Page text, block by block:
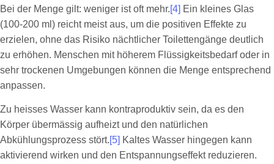
Bei der Menge gilt: weniger ist oft mehr.[4] Ein kleines Glas
(100-200 ml) reicht meist aus, um die positiven Effekte zu
erzielen, ohne das Risiko nächtlicher Toilettengänge deutlich
zu erhöhen. Menschen mit höherem Flüssigkeitsbedarf oder in
sehr trockenen Umgebungen können die Menge entsprechend
anpassen.
Zu heisses Wasser kann kontraproduktiv sein, da es den
Körper übermässig aufheizt und den natürlichen
Abkühlungsprozess stört.[5] Kaltes Wasser hingegen kann
aktivierend wirken und den Entspannungseffekt reduzieren.